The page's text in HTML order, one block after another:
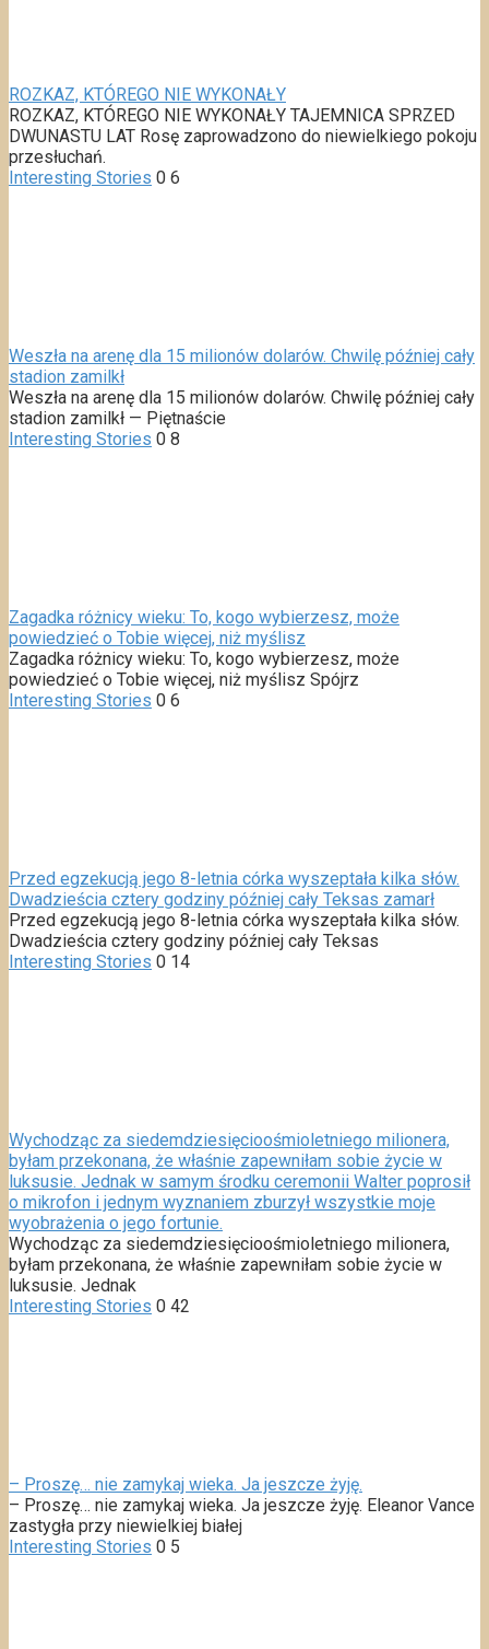
ROZKAZ, KTÓREGO NIE WYKONAŁY
ROZKAZ, KTÓREGO NIE WYKONAŁY TAJEMNICA SPRZED
DWUNASTU LAT Rosę zaprowadzono do niewielkiego pokoju
przesłuchań.
Interesting Stories 0 6
Weszła na arenę dla 15 milionów dolarów. Chwilę później cały
stadion zamilkł
Weszła na arenę dla 15 milionów dolarów. Chwilę później cały
stadion zamilkł — Piętnaście
Interesting Stories 0 8
Zagadka różnicy wieku: To, kogo wybierzesz, może
powiedzieć o Tobie więcej, niż myślisz
Zagadka różnicy wieku: To, kogo wybierzesz, może
powiedzieć o Tobie więcej, niż myślisz Spójrz
Interesting Stories 0 6
Przed egzekucją jego 8-letnia córka wyszeptała kilka słów.
Dwadzieścia cztery godziny później cały Teksas zamarł
Przed egzekucją jego 8-letnia córka wyszeptała kilka słów.
Dwadzieścia cztery godziny później cały Teksas
Interesting Stories 0 14
Wychodząc za siedemdziesięcioośmioletniego milionera,
byłam przekonana, że właśnie zapewniłam sobie życie w
luksusie. Jednak w samym środku ceremonii Walter poprosił
o mikrofon i jednym wyznaniem zburzył wszystkie moje
wyobrażenia o jego fortunie.
Wychodząc za siedemdziesięcioośmioletniego milionera,
byłam przekonana, że właśnie zapewniłam sobie życie w
luksusie. Jednak
Interesting Stories 0 42
– Proszę… nie zamykaj wieka. Ja jeszcze żyję.
– Proszę… nie zamykaj wieka. Ja jeszcze żyję. Eleanor Vance
zastygła przy niewielkiej białej
Interesting Stories 0 5